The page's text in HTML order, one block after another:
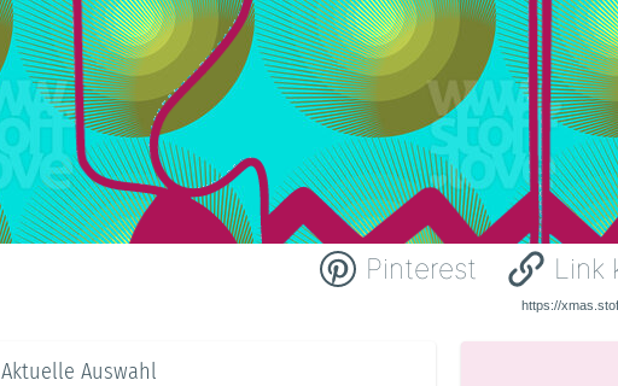
Pinterest Link
Aktuelle Auswahl